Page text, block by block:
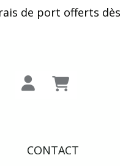
de port offerts
CONTACT